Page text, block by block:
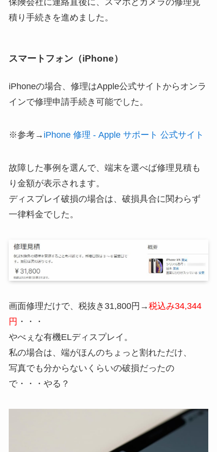
積り手続きを進めました。
スマートフォン（iPhone）
iPhoneの場合、修理はApple公式サイトからオンラ
インで修理申請手続き可能でした。
※参考→ iPhone 修理 - Apple サポート 公式サイト
故障した事例を選んで、端末を選べば修理見積も
り金額が表示されます。
ディスプレイ破損の場合は、破損具合に関わらず
一律料金でした。
画面修理だけで、税抜き31,800円→税込み34,344
円 ・・・
やべぇな有機ELディスプレイ。
私の場合は、端がほんのちょっと割れただけ、
写真でも分からないくらいの破損だったの
で・・・やる？